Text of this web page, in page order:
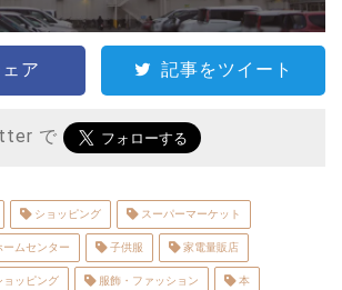
ア 記事をツイート
で
ショッピング スーパーマーケット
ムセンター 子供服 家電量販店
ッピング 服飾・ファッション 本